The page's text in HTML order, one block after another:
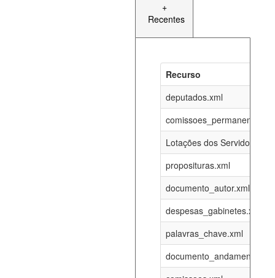
+
Recentes
Recurso
deputados.xml
Lotações dos Servidores
proposituras.xml
documento_autor.xml
despesas_gabinetes.xml
palavras_chave.xml
documento_andamento.xml
documento_andamento_atual.xml
08-08-
funcionarios_lotacoes.xml
funcionarios_cargos.xml 12-05-
08-08-